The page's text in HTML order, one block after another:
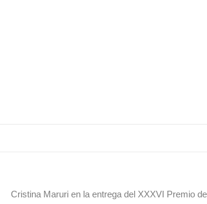
Cristina Maruri en la entrega del XXXVI Premio